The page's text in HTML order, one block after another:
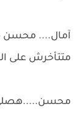
آمال.... محسن
متتأخرش على
محسن.....هصلي